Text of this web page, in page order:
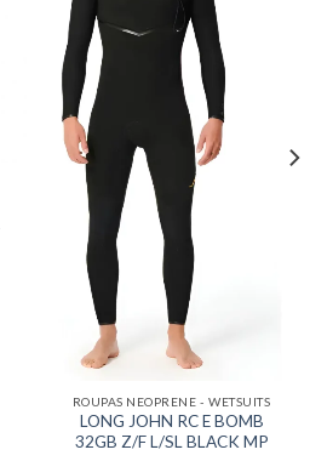
ROUPAS NEOPRENE - WETSUITS
LONG JOHN RC E BOMB
32GB Z/F L/SL BLACK MP